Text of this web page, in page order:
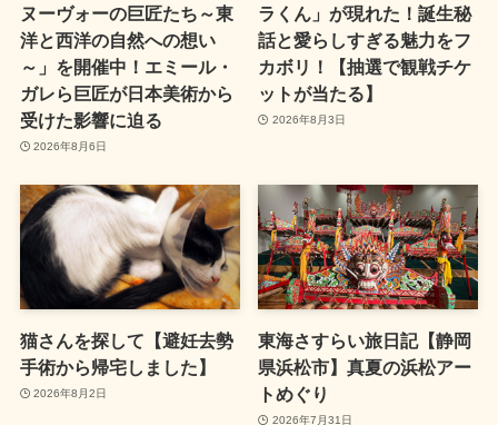
ヌーヴォーの巨匠たち～東
洋と西洋の自然への想い
～」を開催中！エミール・
ガレら巨匠が日本美術から
受けた影響に迫る
2026年8月6日
ラくん」が現れた！誕生秘
話と愛らしすぎる魅力をフ
カボリ！【抽選で観戦チケ
ットが当たる】
2026年8月3日
猫さんを探して【避妊去勢
手術から帰宅しました】
2026年8月2日
東海さすらい旅日記【静岡
県浜松市】真夏の浜松アー
トめぐり
2026年7月31日